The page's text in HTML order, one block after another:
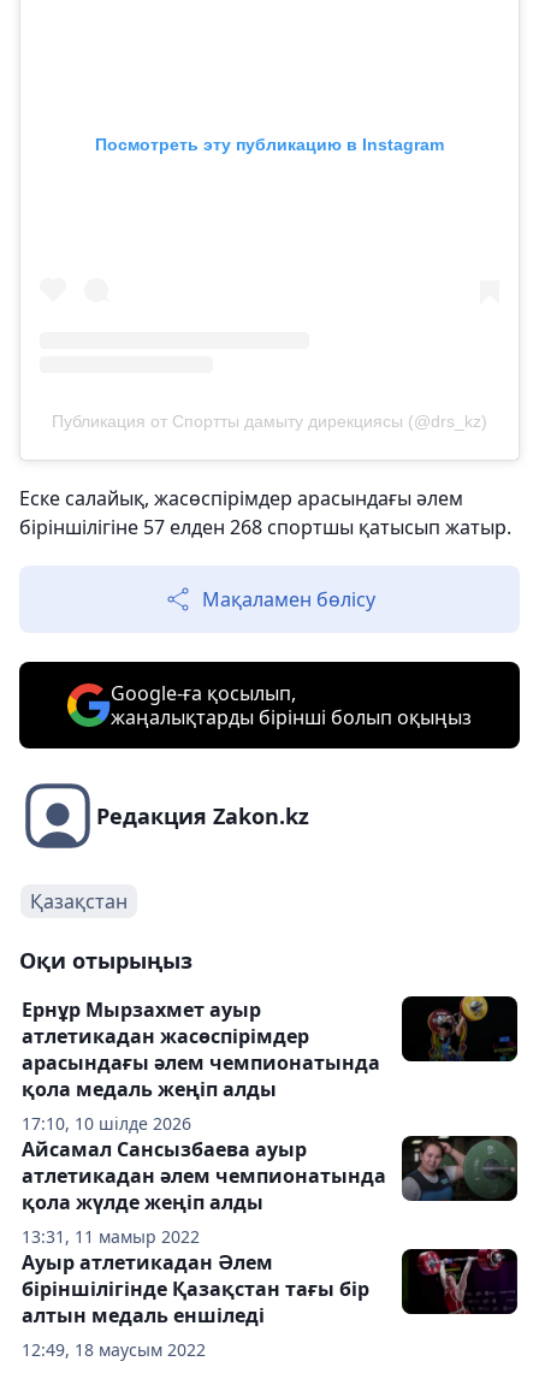
Посмотреть эту публикацию в Instagram
Публикация от Спортты дамыту дирекциясы (@drs_kz)
Еске салайық, жасөспірімдер арасындағы әлем
біріншілігіне 57 елден 268 спортшы қатысып жатыр.
Мақаламен бөлісу
Google-ға қосылып,
жаңалықтарды бірінші болып оқыңыз
Редакция Zakon.kz
Қазақстан
Оқи отырыңыз
17:10, 10 шілде 2026
Ернұр Мырзахмет ауыр
атлетикадан жасөспірімдер
арасындағы әлем чемпионатында
қола медаль жеңіп алды
13:31, 11 мамыр 2022
Айсамал Сансызбаева ауыр
атлетикадан әлем чемпионатында
қола жүлде жеңіп алды
12:49, 18 маусым 2022
Ауыр атлетикадан Әлем
біріншілігінде Қазақстан тағы бір
алтын медаль еншіледі